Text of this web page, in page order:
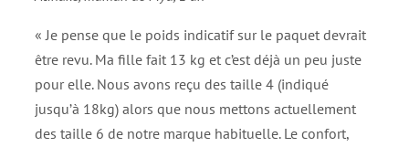
« Je pense que le poids indicatif sur le paquet devrait
être revu. Ma fille fait 13 kg et c’est déjà un peu juste
pour elle. Nous avons reçu des taille 4 (indiqué
jusqu’à 18kg) alors que nous mettons actuellement
des taille 6 de notre marque habituelle. Le confort,